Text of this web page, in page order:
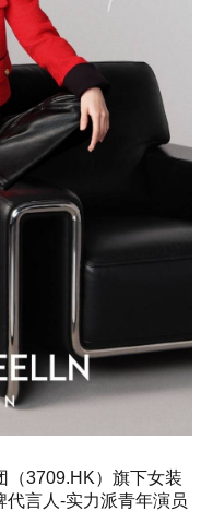
（3709.HK）旗下女装
言人-实力派青年演员